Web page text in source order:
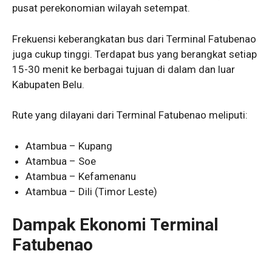
pusat perekonomian wilayah setempat.
Frekuensi keberangkatan bus dari Terminal Fatubenao
juga cukup tinggi. Terdapat bus yang berangkat setiap
15-30 menit ke berbagai tujuan di dalam dan luar
Kabupaten Belu.
Rute yang dilayani dari Terminal Fatubenao meliputi:
Atambua – Kupang
Atambua – Soe
Atambua – Kefamenanu
Atambua – Dili (Timor Leste)
Dampak Ekonomi Terminal
Fatubenao